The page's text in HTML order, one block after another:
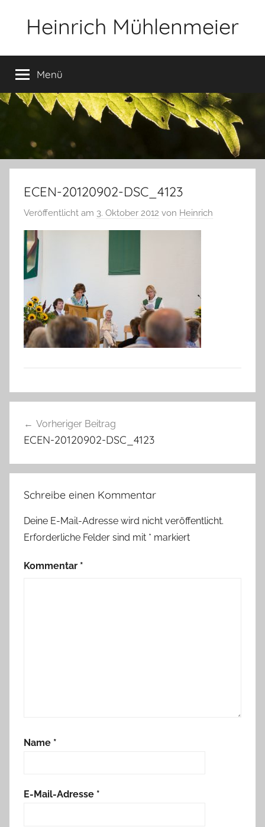
Heinrich Mühlenmeier
Glauben,
Umwelt,
Fotografie,
Menü
ECEN-20120902-DSC_4123
Veröffentlicht am 3. Oktober 2012 von Heinrich
Vorheriger Beitrag
ECEN-20120902-DSC_4123
Schreibe einen Kommentar
Deine E-Mail-Adresse wird nicht veröffentlicht.
Erforderliche Felder sind mit * markiert
Kommentar *
Name *
E-Mail-Adresse *